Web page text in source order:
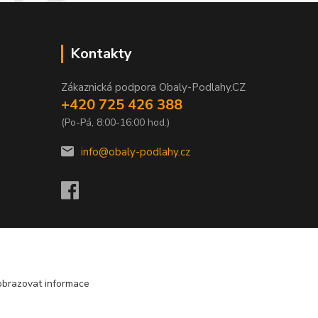
Kontakty
Zákaznická podpora Obaly-Podlahy.CZ
+420 725 426 388
(Po-Pá, 8:00-16:00 hod.)
info@obaly-podlahy.cz
informace